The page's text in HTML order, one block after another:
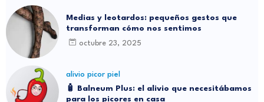
Medias y leotardos: pequeños gestos que
transforman cómo nos sentimos
octubre 23, 2025
alivio picor piel
🧴 Balneum Plus: el alivio que necesitábamos
para los picores en casa